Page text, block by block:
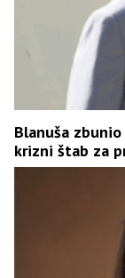
Blanuša
krizni štab za